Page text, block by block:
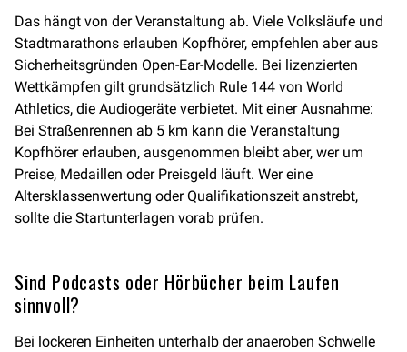
Das hängt von der Veranstaltung ab. Viele Volksläufe und
Stadtmarathons erlauben Kopfhörer, empfehlen aber aus
Sicherheitsgründen Open-Ear-Modelle. Bei lizenzierten
Wettkämpfen gilt grundsätzlich Rule 144 von World
Athletics, die Audiogeräte verbietet. Mit einer Ausnahme:
Bei Straßenrennen ab 5 km kann die Veranstaltung
Kopfhörer erlauben, ausgenommen bleibt aber, wer um
Preise, Medaillen oder Preisgeld läuft. Wer eine
Altersklassenwertung oder Qualifikationszeit anstrebt,
sollte die Startunterlagen vorab prüfen.
Sind Podcasts oder Hörbücher beim Laufen
sinnvoll?
Bei lockeren Einheiten unterhalb der anaeroben Schwelle